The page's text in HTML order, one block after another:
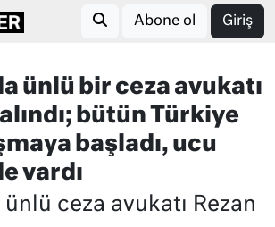
Abone ol Giriş
ünlü bir ceza avukatı
bütün Türkiye
başladı, ucu
vardı
ceza avukatı Rezan